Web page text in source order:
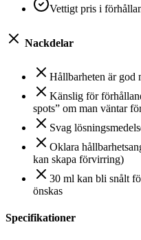
Vettigt pris i
Nackdelar
Hållbarheten är god
Känslig för
spots” om man väntar
Svag
Oklara
kan skapa förvirring)
30 ml kan bli snålt
önskas
Specifikationer